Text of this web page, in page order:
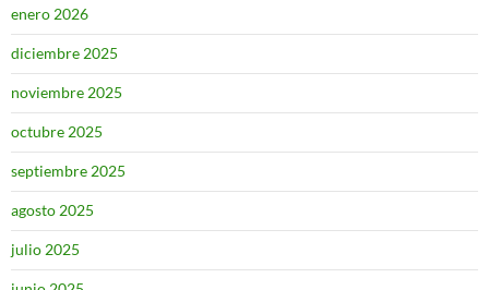
enero 2026
diciembre 2025
noviembre 2025
octubre 2025
septiembre 2025
agosto 2025
julio 2025